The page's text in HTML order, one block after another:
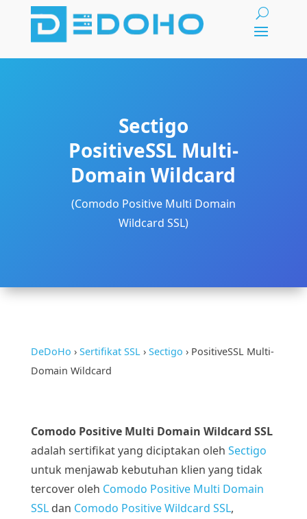
Sectigo
PositiveSSL Multi-
Domain Wildcard
(Comodo Positive Multi Domain
Wildcard SSL)
DeDoHo › Sertifikat SSL› Sectigo › PositiveSSL Multi-
Domain Wildcard
Comodo Positive Multi Domain Wildcard SSL
adalah sertifikat yang diciptakan oleh Sectigo
untuk menjawab kebutuhan klien yang tidak
tercover oleh Comodo Positive Multi Domain
SSLdan Comodo Positive Wildcard SSL,